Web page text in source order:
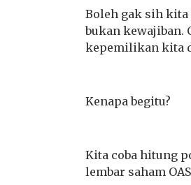
Boleh gak sih kita
bukan kewajiban.
kepemilikan kita
Kenapa begitu?
Kita coba hitung
lembar saham